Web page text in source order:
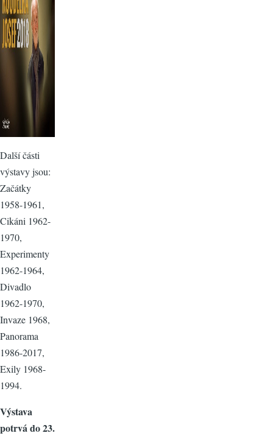
Další části
výstavy jsou:
Začátky
1958-1961,
Cikáni 1962-
1970,
Experimenty
1962-1964,
Divadlo
1962-1970,
Invaze 1968,
Panorama
1986-2017,
Exily 1968-
1994.
Výstava
potrvá do 23.